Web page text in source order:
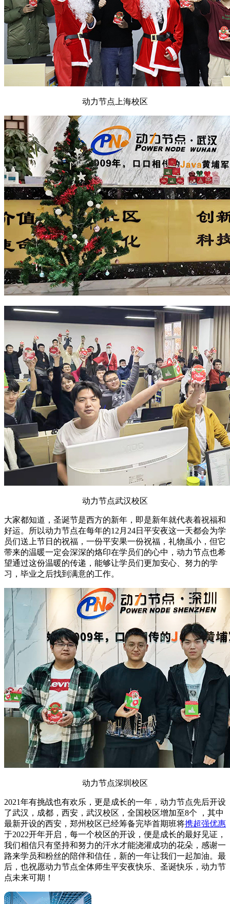
动力节点上海校区
动力节点武汉校区
大家都知道，圣诞节是西方的新年，即是新年就代表着祝福和
好运。所以动力节点在每年的12月24日平安夜这一天都会为学
员们送上节日的祝福，一份平安果一份祝福，礼物虽小，但它
带来的温暖一定会深深的烙印在学员们的心中，动力节点也希
望通过这份温暖的传递，能够让学员们更加安心、努力的学
习，毕业之后找到满意的工作。
动力节点深圳校区
2021年有挑战也有欢乐，更是成长的一年，动力节点先后开设
了武汉，成都，西安，武汉校区，全国校区增加至8个 ，其中
最新开设的西安，郑州校区已经筹备完毕首期班将携超强优惠
于2022开年开启，每一个校区的开设，便是成长的最好见证，
我们相信只有坚持和努力的汗水才能浇灌成功的花朵，感谢一
路来学员和粉丝的陪伴和信任，新的一年让我们一起加油。最
后，也祝愿动力节点全体师生平安夜快乐、圣诞快乐，动力节
点未来可期！